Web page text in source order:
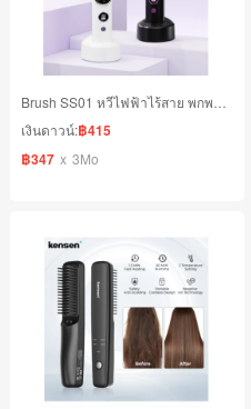
เงินดาวน์:฿415
฿347 x 3Mo